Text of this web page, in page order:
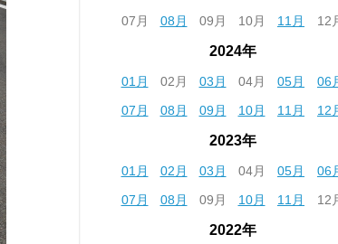
07月
08月 09月 10月 11月 12
2024年
01月 02月 03月 04月 05月
06
07月
08月 09月 10月 11月 12
2023年
01月 02月 03月 04月 05月
06
07月
08月 09月 10月 11月 12
2022年